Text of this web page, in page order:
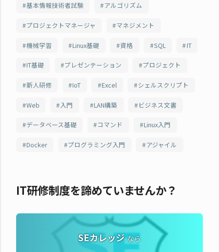
基本情報技術者試験 アルゴリズム
プロジェクトマネージャ マネジメント
機械学習 Linux基礎 資格 SQL IT
IT基礎 プレゼンテーション プロジェクト
新人研修 IoT Excel シェルスクリプト
Web 入門 LAN構築 ビジネス文書
データベース基礎 コマンド Linux入門
Docker プログラミング入門 アジャイル
IT研修制度を諦めていませんか？
SEカレッジ なら